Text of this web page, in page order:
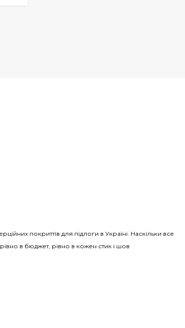
покриттів для підлоги в Україні. Наскільки все
в бюджет, рівно в кожен стик і шов